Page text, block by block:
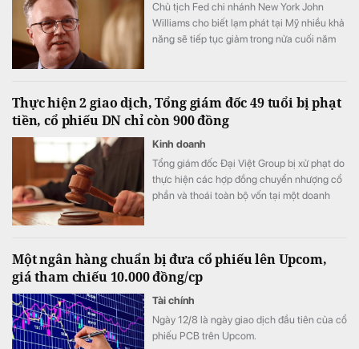
Chủ tịch Fed chi nhánh New York John
Williams cho biết lạm phát tại Mỹ nhiều khả
năng sẽ tiếp tục giảm trong nửa cuối năm
Thực hiện 2 giao dịch, Tổng giám đốc 49 tuổi bị phạt
tiền, cổ phiếu DN chỉ còn 900 đồng
Kinh doanh
Tổng giám đốc Đại Việt Group bị xử phạt do
thực hiện các hợp đồng chuyển nhượng cổ
phần và thoái toàn bộ vốn tại một doanh
Một ngân hàng chuẩn bị đưa cổ phiếu lên Upcom,
giá tham chiếu 10.000 đồng/cp
Tài chính
Ngày 12/8 là ngày giao dịch đầu tiên của cổ
phiếu PCB trên Upcom.